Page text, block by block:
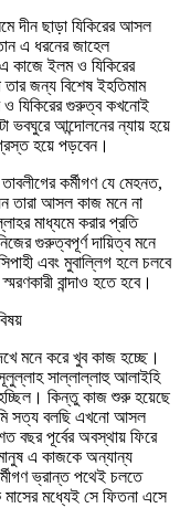
দীন ছাড়া যিকিরের আসল
এ ধরনের জাহেল
কাজে ইলম ও যিকিরের
জন্য বিশেষ ইহতিমাম
ও যিকিরের গুরুত্ব কখনোই
ভবঘুরে আন্দোলনের ন্যায় হয়ে
হয়ে পড়বেন।
কর্মীগণ যে মেহনত,
তারা আসল কাজ মনে না
মাধ্যমে করার প্রতি
গুরুত্বপূর্ণ দায়িত্ব মনে
এবং মুবাল্লিগ হলে চলবে
বান্দাও হতে হবে।
মনে করে খুব কাজ হচ্ছে।
সাল্লাল্লাহু আলাইহি
কিন্তু কাজ শুরু হয়েছে
সত্য বলছি এখনো আসল
বছর পূর্বের অবস্থায় ফিরে
এ কাজকে অন্যান্য
ভ্রান্ত পথেই চলতে
মধ্যেই সে ফিতনা এসে